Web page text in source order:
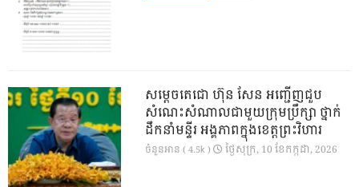
សម្តេចតេជោ ហ៊ុន សែន អញ្ជើញជួប
សំណេះសំណាលជាមួយក្រុមប្រឹក្សា ថ្នាក់
ដឹកនាំមន្ទីរ អង្គភាពក្នុងខេត្តព្រះវិហារ
ចំនួនអាន ( 4.5k ) ថ្ងៃ​សុក្រ, 10 ខែ​កក្កដា, 2026